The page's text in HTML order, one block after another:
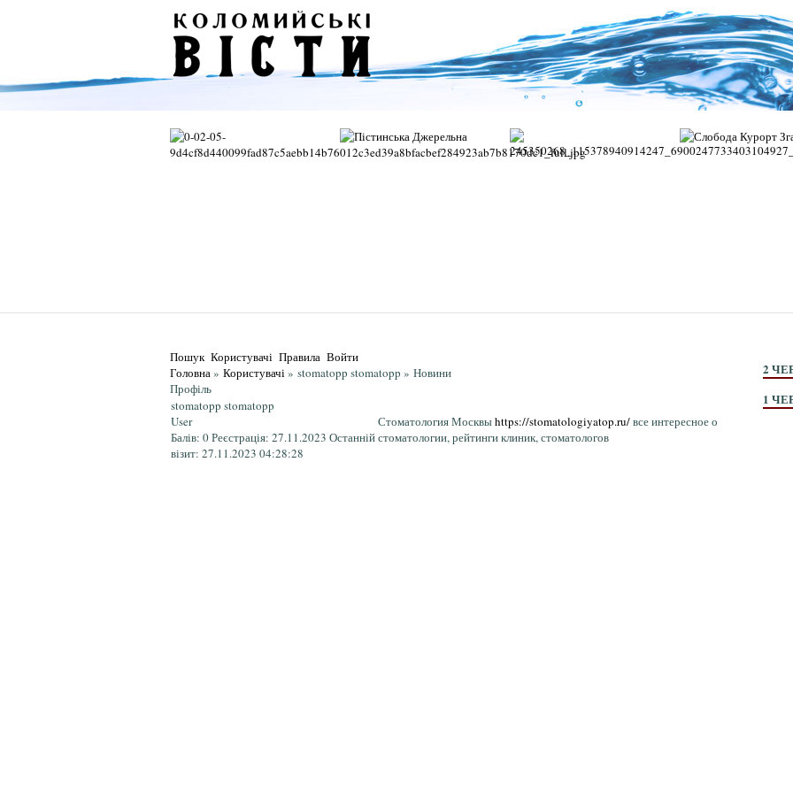
Пошук Користувачі Правила Войти
Головна» Користувачі» stomatopp stomatopp » Новини
Профіль
stomatopp stomatopp
User
Балів: 0Реєстрація: 27.11.2023 Останній
візит: 27.11.2023 04:28:28
Стоматология Москвыhttps://stomatologiyatop.ru/все интересное о
стоматологии, рейтинги клиник, стоматологов
2
1